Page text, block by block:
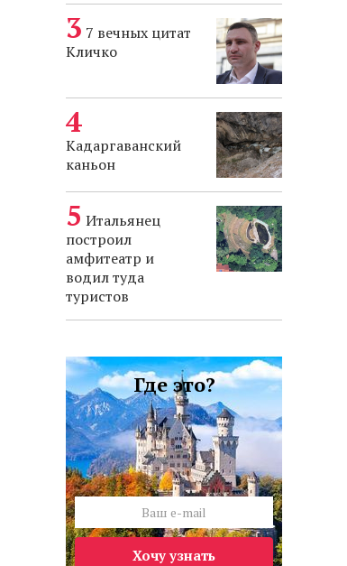
7 вечных цитат
Кличко
Кадаргаванский
каньон
Итальянец
построил
амфитеатр и
водил туда
туристов
Где это?
Хочу узнать